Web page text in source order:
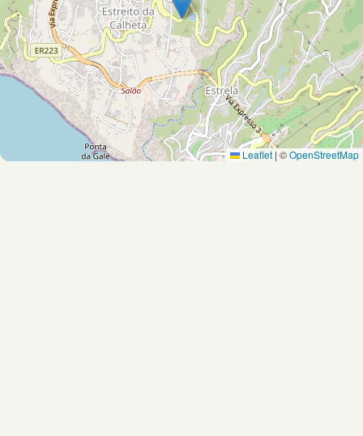
Leaflet |©OpenStreetMap